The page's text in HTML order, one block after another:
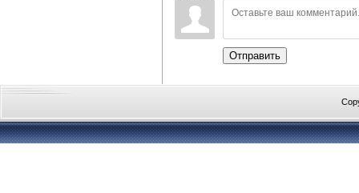
Отправить